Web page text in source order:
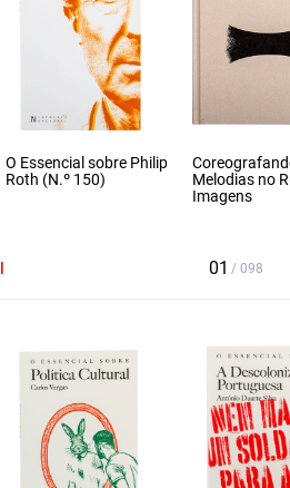
O Essencial sobre Philip
Roth (N.º 150)
Melodias no
Imagens